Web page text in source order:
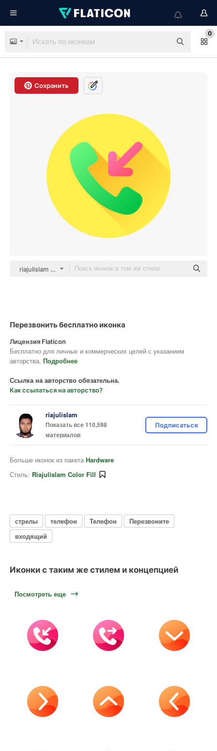
0
Сохранить
riajulislam color fill
Перезвонить бесплатно иконка
Лицензия Flaticon
Бесплатно для личных и коммерческих целей с указанием
авторства. Подробнее
Ссылка на авторство обязательна.
Как ссылаться на авторство?
riajulislam
Показать все 110,598
материалов
Подписаться
Больше иконок из пакета Hardware
Стиль: Riajulislam Color Fill
стрелы телефон Телефон
Перезвоните
входящий
Иконки с таким же стилем и концепцией
Посмотреть еще